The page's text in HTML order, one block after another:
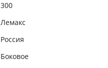
300
Лемакс
Россия
Боковое